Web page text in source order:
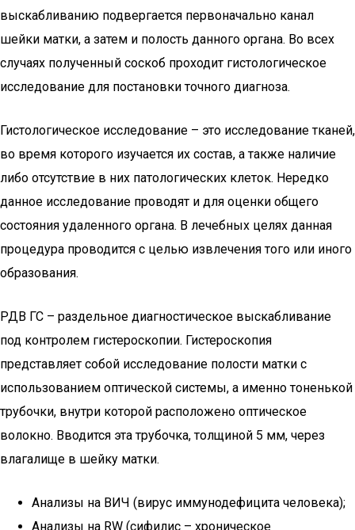
выскабливанию подвергается первоначально канал
шейки матки, а затем и полость данного органа. Во всех
случаях полученный соскоб проходит гистологическое
исследование для постановки точного диагноза.
Гистологическое исследование – это исследование тканей,
во время которого изучается их состав, а также наличие
либо отсутствие в них патологических клеток. Нередко
данное исследование проводят и для оценки общего
состояния удаленного органа. В лечебных целях данная
процедура проводится с целью извлечения того или иного
образования.
РДВ ГС – раздельное диагностическое выскабливание
под контролем гистероскопии. Гистероскопия
представляет собой исследование полости матки с
использованием оптической системы, а именно тоненькой
трубочки, внутри которой расположено оптическое
волокно. Вводится эта трубочка, толщиной 5 мм, через
влагалище в шейку матки.
Анализы на ВИЧ (вирус иммунодефицита человека);
Анализы на RW (сифилис – хроническое